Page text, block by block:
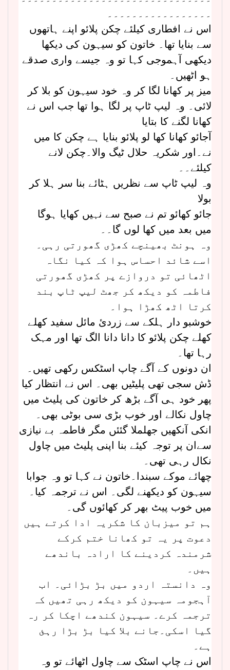
۔۔۔۔۔۔۔۔۔۔۔۔۔۔۔۔۔
اس نے افطاری کیلئے چکن پلائو اپنے ہاتھوں
سے بنایا تھا۔ خاتون کو سیہون کی دیکھا
دیکھی آہموجی کہا تو وہ جیسے واری صدقے
ہو اٹھیں۔
میز پر کھانا لگا کر وہ خود سیہون کو بلا کر
لائی۔ وہ لیپ ٹاپ پر لگا ہوا تھا جب اس نے
کھانا لگنے کا بتایا
آجائو کھانا کھا لو پلائو بنایا ہے چکن کا میں
نے۔اور شکریہ حلال ٹیگ والا۔چکن لانے
کیلئے۔۔
وہ لیپ ٹاپ سے نظریں ہٹائے بنا سر ہلا کر
بولا
جائو کھائو تم نے صبح سے نہیں کھایا ہوگا
میں بعد میں کھا لوں گا۔۔
وہ ہونٹ بھینچے کھڑی گھورتی رہی۔
اسے شائد احساس ہوا کہ کیا نگاہ
اٹھائی تو دروازے پر کھڑی گھورتی
فاطمہ کو دیکھ کر جھٹ لیپ ٹاپ بند
کرتا اٹھ کھڑا ہوا۔
خوشبو دار ہلکے سے زردئ مائل سفید کھلے
کھلے چکن پلائو کا دانا دانا الگ تھا اور مہک
رہا تھا۔
ان دونوں کے آگے چاپ اسٹکس رکھی تھیں۔
ڈش سجی تھی پلیٹیں بھی۔ اس نے انتظار کیا
پھر خود ہی آگے بڑھ کر خاتون کی پلیٹ میں
چاول نکالے اور خوب بڑی سی بوٹی بھی۔
انکی آنکھیں جھلملا گئئں مگر فاطمہ بے نیازی
سےان پر توجہ کیئے بنا اپنی پلیٹ میں چاول
نکال رہی تھی۔
چھائے موکے سبندا۔خاتون نے کہا تو وہ جوابا
سیہون کو دیکھنے لگی۔ اس نے ترجمہ کیا۔
میں خوب پیٹ بھر کر کھائوں گی۔
ہم تو میزبان کا شکریہ ادا کرتے ہیں
دعوت پر یہ تو کھانا ختم کرکے
شرمندہ کردینے کا ارادہ باندھے
ہیں۔
وہ دانستہ اردو میں بڑ بڑائی۔ اب
آہجومہ سیہون کو دیکھ رہی تھیں کہ
ترجمہ کرے۔ سیہون کندھے اچکا کر رہ
گیا اسکی۔جانے بلا کیا بڑ بڑا رہئ
ہے۔
اس نے چاپ اسٹک سے چاول اٹھائے تو وہ